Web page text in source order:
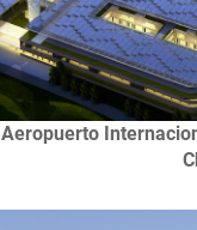
Aeropuerto